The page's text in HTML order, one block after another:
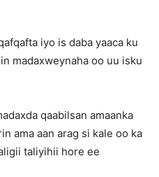
iyo is daba yaaca ku
madaxweynaha oo uu isku
qaabilsan amaanka
ama aan arag si kale oo ka
taliyihii hore ee